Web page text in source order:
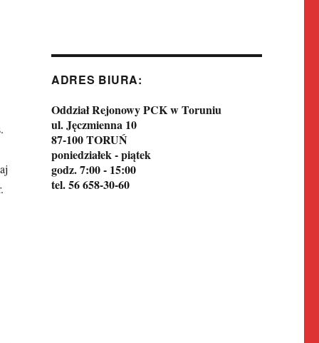
ADRES BIURA:
Oddział Rejonowy PCK w Toruniu
ul. Jęczmienna 10
87-100 TORUŃ
poniedziałek - piątek
godz. 7:00 - 15:00
tel. 56 658-30-60